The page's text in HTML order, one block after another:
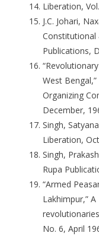
Liberation,
J.C. Johari,
Constitutional
Publications,
West
Organizing
December,
Singh,
Liberation,
Singh,
Rupa
“Armed
Lakhimpur,”
No. 6, April